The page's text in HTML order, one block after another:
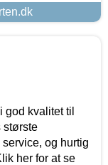
god kvalitet til
største
og hurtig
her for at se